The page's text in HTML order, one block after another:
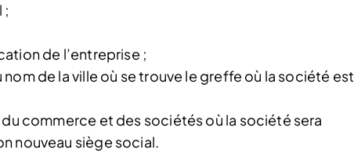
;
de l’entreprise ;
nom de la ville où se trouve le greffe où la société est
commerce et des sociétés où la société sera
nouveau siège social.